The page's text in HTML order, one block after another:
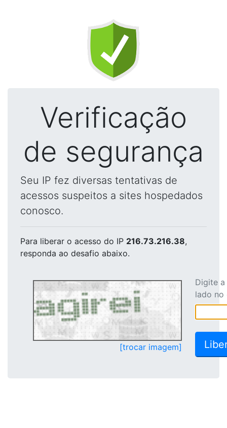
Verificação
de segurança
Seu IP fez diversas tentativas de
acessos suspeitos a sites hospedados
conosco.
Para liberar o acesso do IP 216.73.216.38,
responda ao desafio abaixo.
[trocar imagem]
Digite
lado no